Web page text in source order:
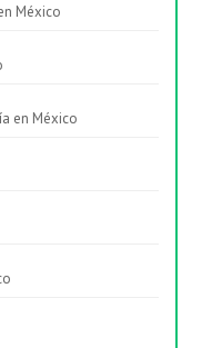
México
en México